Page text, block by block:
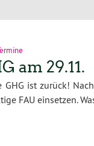
am 29.11.
GHG ist zurück!
FAU einsetzen.